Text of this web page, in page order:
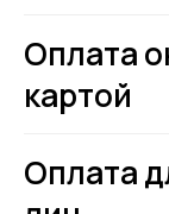
Оплата
картой
Оплата